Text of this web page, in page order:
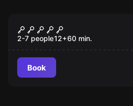
U-Virus
2-7 people12+60 min.
Book